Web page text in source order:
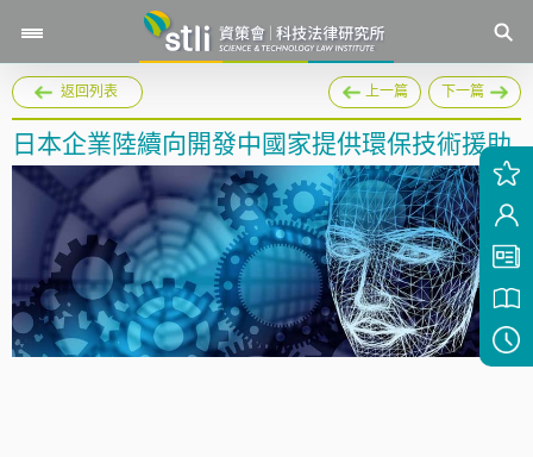
返回列表 上一篇 下一篇
日本企業陸續向開發中國家提供環保技術援助